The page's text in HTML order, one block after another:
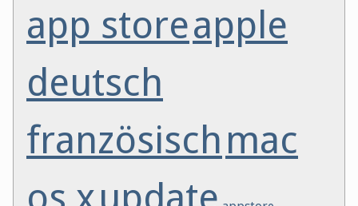
app storeapple
deutsch
französischmac